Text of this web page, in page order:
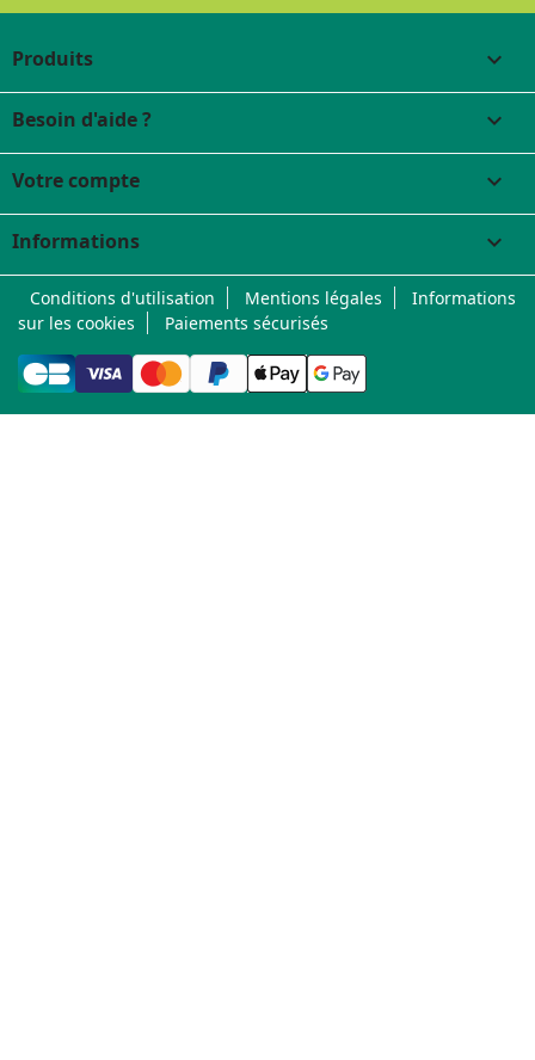
Produits 
Besoin d'aide ? 
Votre compte 
Informations keyboard_arrow_down
Conditions d'utilisation Mentions légales
Informations
sur les cookies
Paiements sécurisés